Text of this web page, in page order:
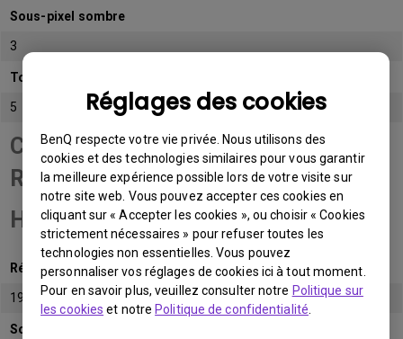
Réglages des cookies
BenQ respecte votre vie privée. Nous utilisons des
cookies et des technologies similaires pour vous garantir
la meilleure expérience possible lors de votre visite sur
notre site web. Vous pouvez accepter ces cookies en
cliquant sur « Accepter les cookies », ou choisir « Cookies
strictement nécessaires » pour refuser toutes les
technologies non essentielles. Vous pouvez
personnaliser vos réglages de cookies ici à tout moment.
Pour en savoir plus, veuillez consulter notre Politique sur
les cookies et notrePolitique de confidentialité
Sous-pixel sombre
3
Total de sous-pixels admissibles
5
Catégorie de panneau
Résolution Full
HD (FHD)
Résolution native
1920x1080 (1080p)
Sous-pixel lumineux